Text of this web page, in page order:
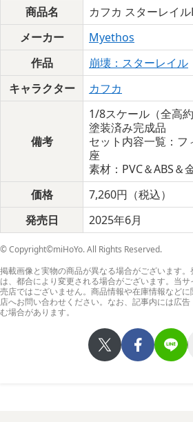
商品名
カフカ スターレイル
メーカー
Myethos
作品
崩壊：スターレイル
キャラクター
カフカ
備考
1/8スケール（全高
塗装済み完成品
セット内容一覧：フ
座
素材：PVC＆ABS＆
価格
7,260円（税込）
発売日
2025年6月
© Copyright©miHoYo. All Rights Reserved.
掲載画像と実物の商品が異なる場合がございます
は、都合により変更される場合がございます。当
売店ではございません。商品情報や在庫情報など
店へお問い合わせください。なお、記事内には広
む場合があります。